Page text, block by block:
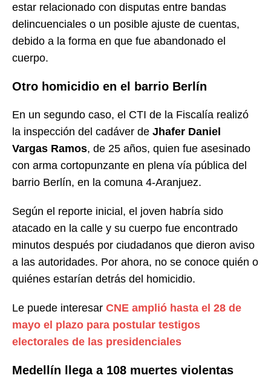
estar relacionado con disputas entre bandas
delincuenciales o un posible ajuste de cuentas,
debido a la forma en que fue abandonado el
cuerpo.
Otro homicidio en el barrio Berlín
En un segundo caso, el CTI de la Fiscalía realizó
la inspección del cadáver de Jhafer Daniel
Vargas Ramos, de 25 años, quien fue asesinado
con arma cortopunzante en plena vía pública del
barrio Berlín, en la comuna 4-Aranjuez.
Según el reporte inicial, el joven habría sido
atacado en la calle y su cuerpo fue encontrado
minutos después por ciudadanos que dieron aviso
a las autoridades. Por ahora, no se conoce quién o
quiénes estarían detrás del homicidio.
Le puede interesar CNE amplió hasta el 28 de
mayo el plazo para postular testigos
electorales de las presidenciales
Medellín llega a 108 muertes violentas